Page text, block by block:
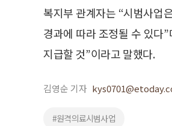
복지부 관계자는 “시범사업
경과에 따라 조정될 수 있다
지급할 것”이라고 말했다.
김영순 기자
#원격의료시범사업